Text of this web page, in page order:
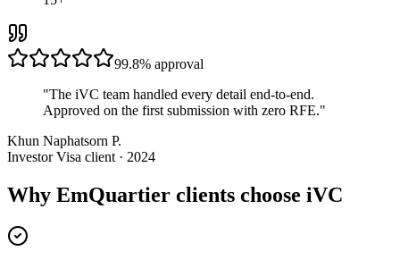
99.8% approval
"The iVC team handled every detail end-to-end.
Approved on the first submission with zero RFE."
Khun Naphatsorn P.
Investor Visa client · 2024
Why EmQuartier clients choose iVC